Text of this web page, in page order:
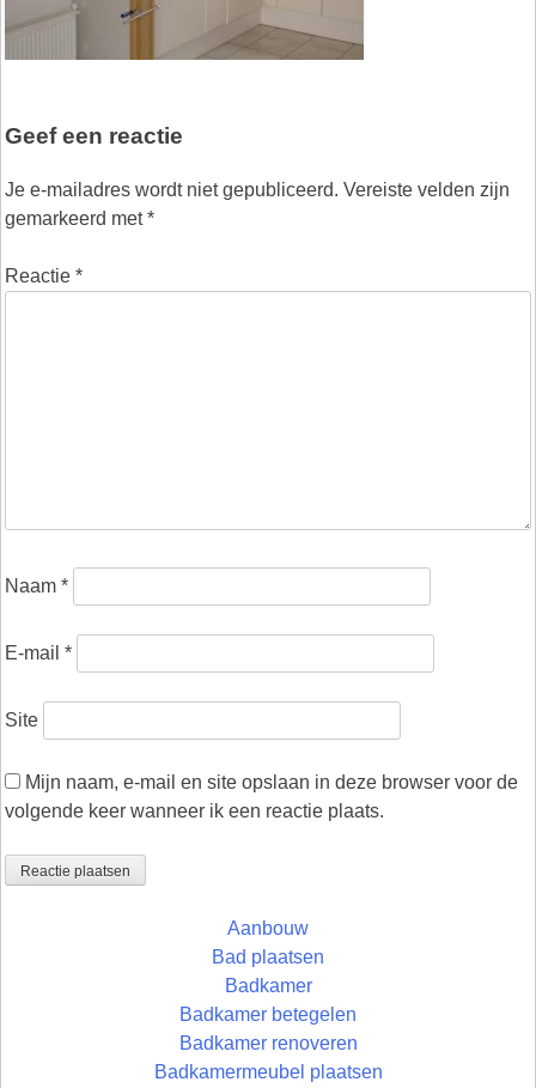
Geef een reactie
Je e-mailadres wordt niet gepubliceerd. Vereiste velden zijn
gemarkeerd met*
Reactie *
Naam *
E-mail *
Site
Mijn naam, e-mail en site opslaan in deze browser voor de
volgende keer wanneer ik een reactie plaats.
Aanbouw
Bad plaatsen
Badkamer
Badkamer betegelen
Badkamer renoveren
Badkamermeubel plaatsen